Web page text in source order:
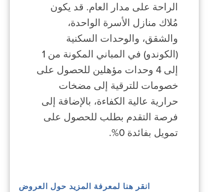
الراحة على مدار العام. قد يكون
مُلاك منازل الأسرة الواحدة،
والشقق، والوحدات السكنية
(الكوندو) في المباني المكونة من 1
إلى 4 وحدات مؤهلين للحصول على
خصومات للترقية إلى مضخات
حرارية عالية الكفاءة، بالإضافة إلى
فرصة التقدم بطلب للحصول على
تمويل بفائدة 0%.
انقر هنا لمعرفة المزيد حول العروض